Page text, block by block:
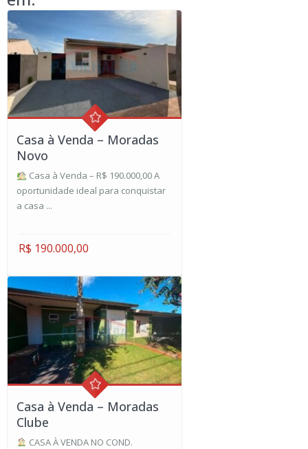
Casa à Venda – Moradas
Novo
Casa à Venda – R$ 190.000,00 A
oportunidade ideal para conquistar
a casa ...
R$ 190.000,00
Casa à Venda – Moradas
Clube
CASA À VENDA NO COND.